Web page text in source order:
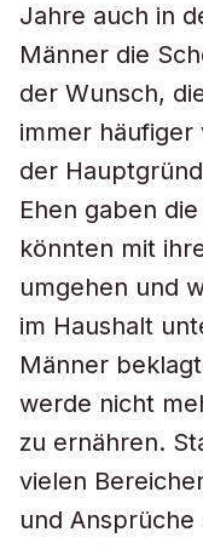
Jahre auch in
Männer die
der Wunsch,
immer häufiger
der
Ehen gaben
könnten mit
umgehen und
im Haushalt
Männer
werde nicht
zu ernähren.
vielen
und Ansprüche